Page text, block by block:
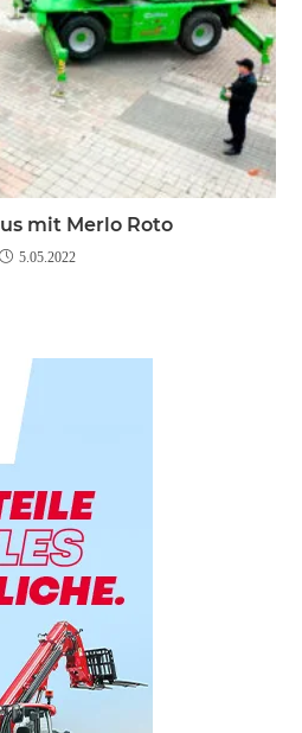
mit Merlo Roto
5.05.2022